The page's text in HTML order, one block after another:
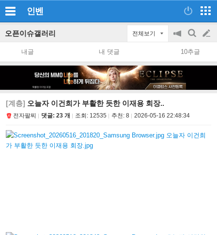
인벤
오픈이슈갤러리 전체보기
공
지
on/off
검
색
글
쓰
내글 내 댓글 10추글
[계층] 오늘자 이건희가 부활한 듯한 이재용 회장..
전자팔찌 댓글: 23 개 조회: 12535 추천: 8 2026-05-16 22:48:34